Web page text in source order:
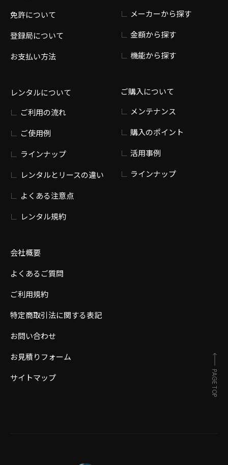
免許について
登録局について
お支払い方法
レンタルについて
ご利用の流れ
ご使用例
ラインナップ
レンタルとリースの違い
よくある注意点
レンタル規約
会社概要
よくあるご質問
ご利用規約
特定商取引法に関する表記
お問い合わせ
お見積りフォーム
サイトマップ
メーカーから探す
金額から探す
機能から探す
ご購入について
メンテナンス
購入のポイント
活用事例
ラインナップ
PAGE TOP